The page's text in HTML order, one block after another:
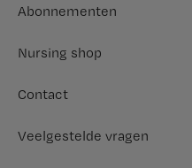
Abonnementen
Nursing shop
Contact
Veelgestelde vragen